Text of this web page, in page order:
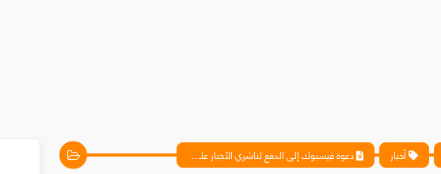
أخبار دعوة فيسبوك إلى الدفع لناشري الأخبار على منصتها